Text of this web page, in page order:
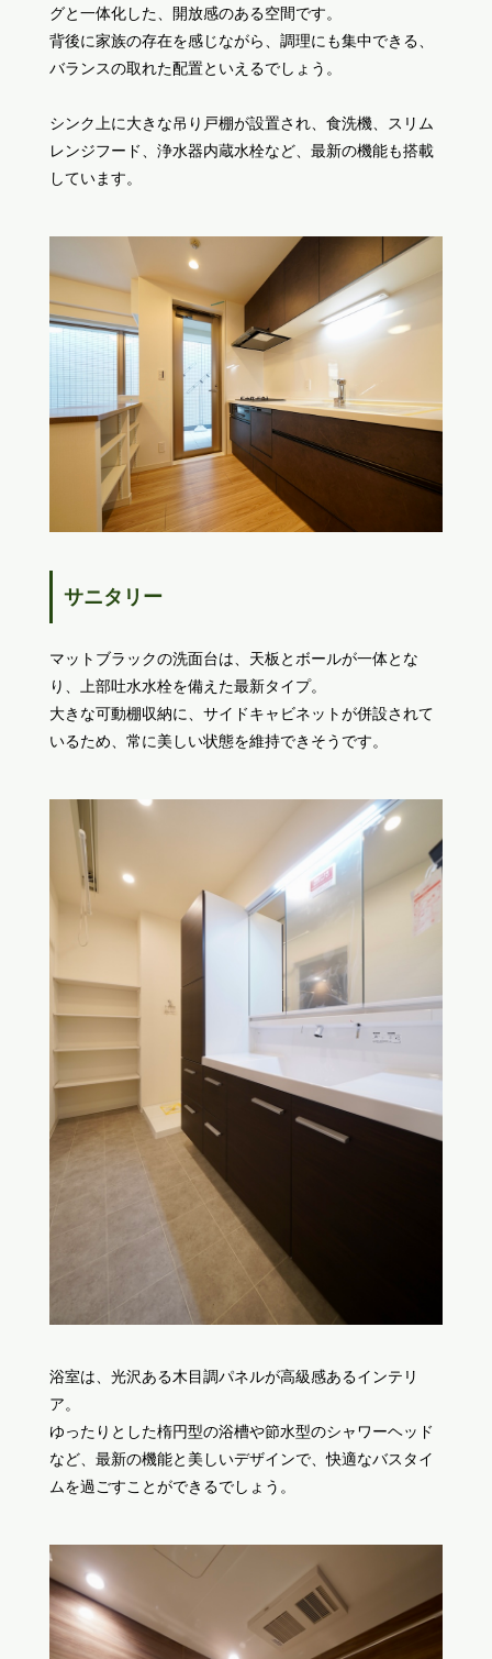
グと一体化した、開放感のある空間です。
背後に家族の存在を感じながら、調理にも集中できる、
バランスの取れた配置といえるでしょう。
シンク上に大きな吊り戸棚が設置され、食洗機、スリム
レンジフード、浄水器内蔵水栓など、最新の機能も搭載
しています。
サニタリー
マットブラックの洗面台は、天板とボールが一体とな
り、上部吐水水栓を備えた最新タイプ。
大きな可動棚収納に、サイドキャビネットが併設されて
いるため、常に美しい状態を維持できそうです。
浴室は、光沢ある木目調パネルが高級感あるインテリ
ア。
ゆったりとした楕円型の浴槽や節水型のシャワーヘッド
など、最新の機能と美しいデザインで、快適なバスタイ
ムを過ごすことができるでしょう。